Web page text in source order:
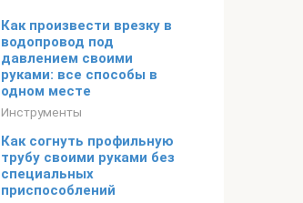
Как произвести врезку в
водопровод под
давлением своими
руками: все способы в
одном месте
Инструменты
Как согнуть профильную
трубу своими руками без
специальных
приспособлений